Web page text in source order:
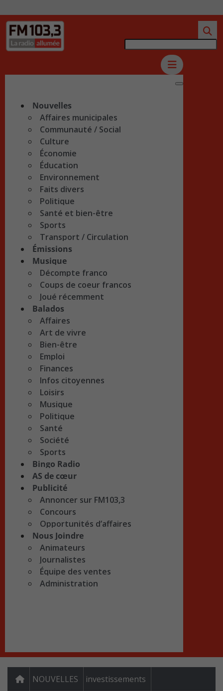
Nouvelles
Affaires municipales
Communauté / Social
Culture
Économie
Éducation
Environnement
Faits divers
Politique
Santé et bien-être
Sports
Transport / Circulation
Émissions
Musique
Décompte franco
Coups de coeur francos
Joué récemment
Balados
Affaires
Art de vivre
Bien-être
Emploi
Finances
Infos citoyennes
Loisirs
Musique
Politique
Santé
Société
Sports
Bingo Radio
AS de cœur
Publicité
Annoncer sur FM103,3
Concours
Opportunités d’affaires
Nous Joindre
Animateurs
Journalistes
Équipe des ventes
Administration
NOUVELLES investissements